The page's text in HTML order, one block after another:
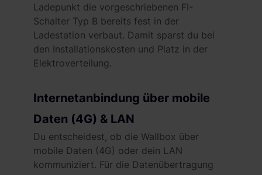
Ladepunkt die vorgeschriebenen FI-
Schalter Typ B bereits fest in der
Ladestation verbaut. Damit sparst du bei
den Installationskosten und Platz in der
Elektroverteilung.
Internetanbindung über mobile
Daten (4G) & LAN
Du entscheidest, ob die Wallbox über
mobile Daten (4G) oder dein LAN
kommuniziert. Für die Datenübertragung